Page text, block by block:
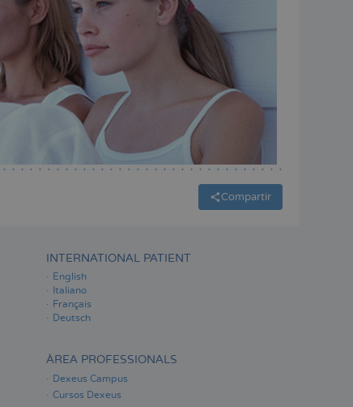
Compartir
INTERNATIONAL PATIENT
English
Italiano
Français
Deutsch
ÀREA PROFESSIONALS
Dexeus Campus
Cursos Dexeus